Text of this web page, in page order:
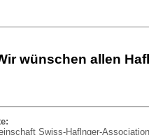
wünschen allen
Swiss-Haflnger-